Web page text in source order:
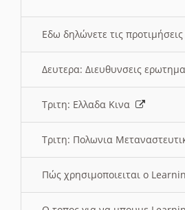
Εδω δηλώνετε τις προτιμήσεις
Δευτερα: Διευθυνσεις
Τριτη: Ελλαδα Κινα
Τριτη: Πολωνια
Πώς χρησιμοποιειται ο